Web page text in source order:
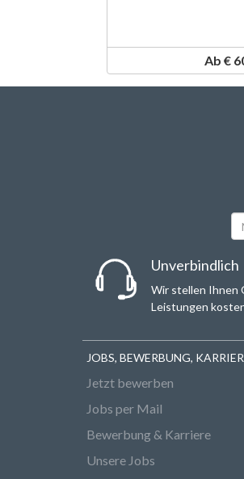
Ab €
Unverbindlich
Wir stellen Ihnen
Leistungen
JOBS, BEWERBUNG,
Jetzt bewerben
Jobs per Mail
Bewerbung & Karriere
Unsere Jobs